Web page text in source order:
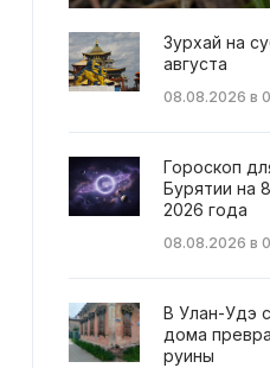
Зурхай на
августа
08.08.2026 в
Гороскоп
Бурятии на
2026 года
08.08.2026 в
В Улан-Удэ
дома
руины